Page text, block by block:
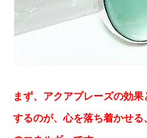
まず、アクアプレーズの効
するのが、心を落ち着かせる